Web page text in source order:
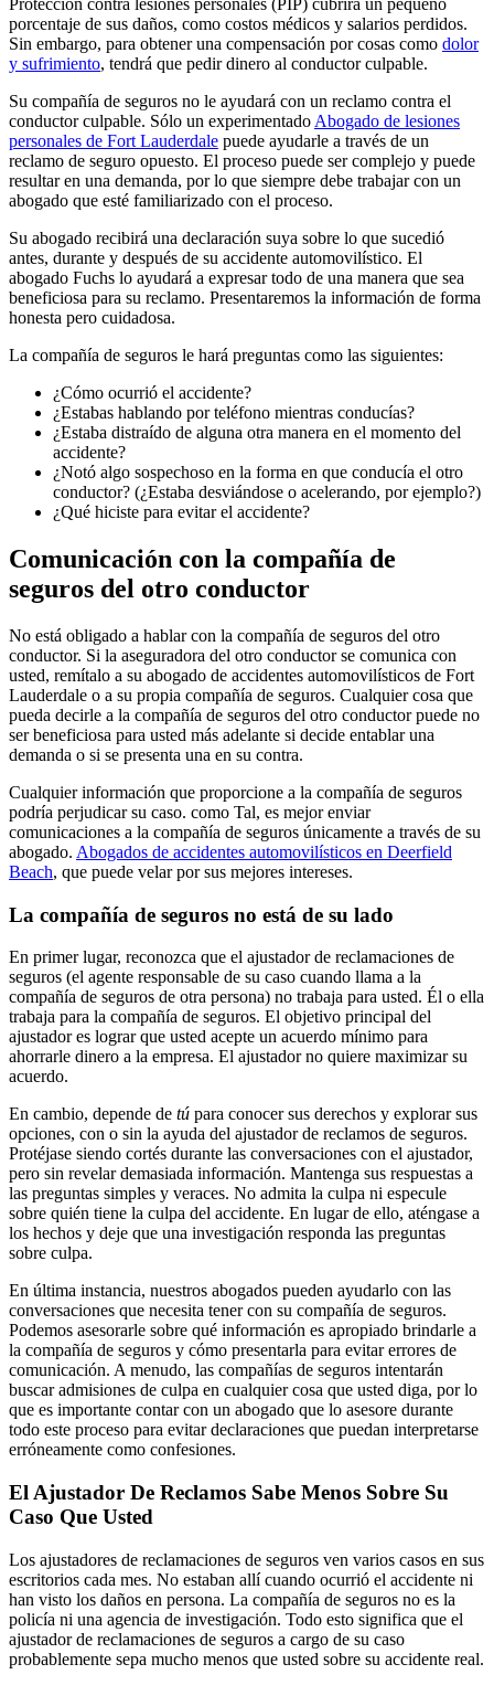
Protección contra lesiones personales (PIP) cubrirá un pequeño
porcentaje de sus daños, como costos médicos y salarios perdidos.
Sin embargo, para obtener una compensación por cosas como dolor
y sufrimiento, tendrá que pedir dinero al conductor culpable.
Su compañía de seguros no le ayudará con un reclamo contra el
conductor culpable. Sólo un experimentado Abogado de lesiones
personales de Fort Lauderdale puede ayudarle a través de un
reclamo de seguro opuesto. El proceso puede ser complejo y puede
resultar en una demanda, por lo que siempre debe trabajar con un
abogado que esté familiarizado con el proceso.
Su abogado recibirá una declaración suya sobre lo que sucedió
antes, durante y después de su accidente automovilístico. El
abogado Fuchs lo ayudará a expresar todo de una manera que sea
beneficiosa para su reclamo. Presentaremos la información de forma
honesta pero cuidadosa.
La compañía de seguros le hará preguntas como las siguientes:
¿Cómo ocurrió el accidente?
¿Estabas hablando por teléfono mientras conducías?
¿Estaba distraído de alguna otra manera en el momento del
accidente?
¿Notó algo sospechoso en la forma en que conducía el otro
conductor? (¿Estaba desviándose o acelerando, por ejemplo?)
¿Qué hiciste para evitar el accidente?
Comunicación con la compañía de
seguros del otro conductor
No está obligado a hablar con la compañía de seguros del otro
conductor. Si la aseguradora del otro conductor se comunica con
usted, remítalo a su abogado de accidentes automovilísticos de Fort
Lauderdale o a su propia compañía de seguros. Cualquier cosa que
pueda decirle a la compañía de seguros del otro conductor puede no
ser beneficiosa para usted más adelante si decide entablar una
demanda o si se presenta una en su contra.
Cualquier información que proporcione a la compañía de seguros
podría perjudicar su caso. como Tal, es mejor enviar
comunicaciones a la compañía de seguros únicamente a través de su
abogado. Abogados de accidentes automovilísticos en Deerfield
Beach, que puede velar por sus mejores intereses.
La compañía de seguros no está de su lado
En primer lugar, reconozca que el ajustador de reclamaciones de
seguros (el agente responsable de su caso cuando llama a la
compañía de seguros de otra persona) no trabaja para usted. Él o ella
trabaja para la compañía de seguros. El objetivo principal del
ajustador es lograr que usted acepte un acuerdo mínimo para
ahorrarle dinero a la empresa. El ajustador no quiere maximizar su
acuerdo.
En cambio, depende de tú para conocer sus derechos y explorar sus
opciones, con o sin la ayuda del ajustador de reclamos de seguros.
Protéjase siendo cortés durante las conversaciones con el ajustador,
pero sin revelar demasiada información. Mantenga sus respuestas a
las preguntas simples y veraces. No admita la culpa ni especule
sobre quién tiene la culpa del accidente. En lugar de ello, aténgase a
los hechos y deje que una investigación responda las preguntas
sobre culpa.
En última instancia, nuestros abogados pueden ayudarlo con las
conversaciones que necesita tener con su compañía de seguros.
Podemos asesorarle sobre qué información es apropiado brindarle a
la compañía de seguros y cómo presentarla para evitar errores de
comunicación. A menudo, las compañías de seguros intentarán
buscar admisiones de culpa en cualquier cosa que usted diga, por lo
que es importante contar con un abogado que lo asesore durante
todo este proceso para evitar declaraciones que puedan interpretarse
erróneamente como confesiones.
El Ajustador De Reclamos Sabe Menos Sobre Su
Caso Que Usted
Los ajustadores de reclamaciones de seguros ven varios casos en sus
escritorios cada mes. No estaban allí cuando ocurrió el accidente ni
han visto los daños en persona. La compañía de seguros no es la
policía ni una agencia de investigación. Todo esto significa que el
ajustador de reclamaciones de seguros a cargo de su caso
probablemente sepa mucho menos que usted sobre su accidente real.